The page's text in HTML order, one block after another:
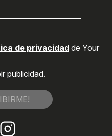
de privacidadde Your
publicidad.